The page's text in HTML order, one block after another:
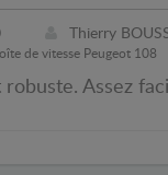
Thierry
de vitesse Peugeot 108
Assez